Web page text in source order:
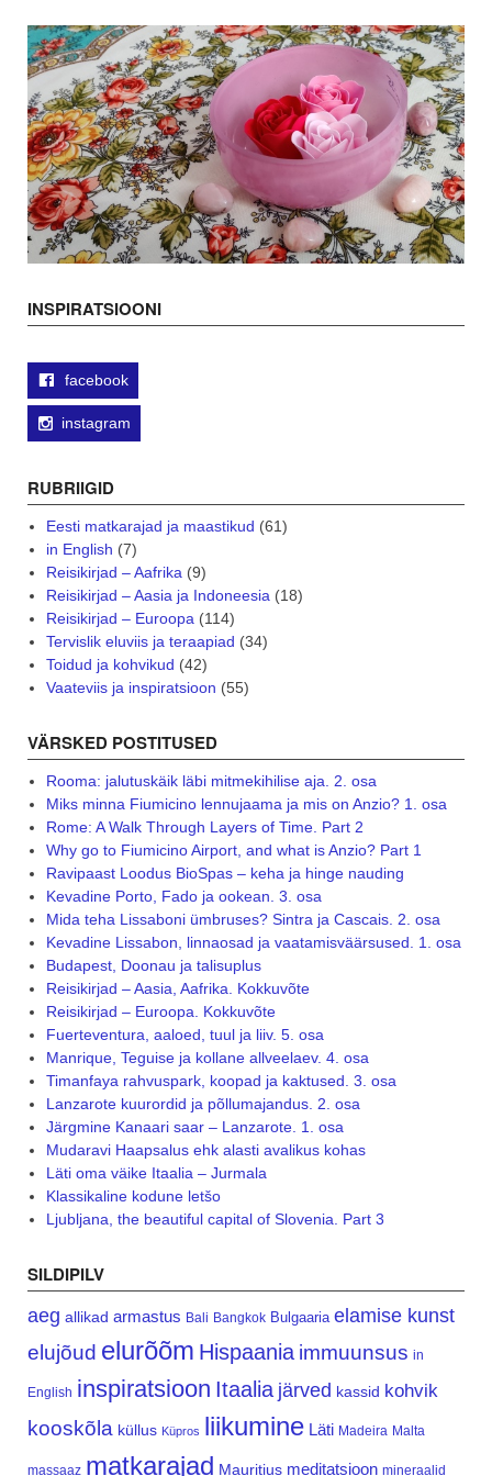
INSPIRATSIOONI
facebook
instagram
RUBRIIGID
Eesti matkarajad ja maastikud (61)
in English (7)
Reisikirjad – Aafrika (9)
Reisikirjad – Aasia ja Indoneesia (18)
Reisikirjad – Euroopa (114)
Tervislik eluviis ja teraapiad (34)
Toidud ja kohvikud (42)
Vaateviis ja inspiratsioon (55)
VÄRSKED POSTITUSED
Rooma: jalutuskäik läbi mitmekihilise aja. 2. osa
Miks minna Fiumicino lennujaama ja mis on Anzio? 1. osa
Rome: A Walk Through Layers of Time. Part 2
Why go to Fiumicino Airport, and what is Anzio? Part 1
Ravipaast Loodus BioSpas – keha ja hinge nauding
Kevadine Porto, Fado ja ookean. 3. osa
Mida teha Lissaboni ümbruses? Sintra ja Cascais. 2. osa
Kevadine Lissabon, linnaosad ja vaatamisväärsused. 1. osa
Budapest, Doonau ja talisuplus
Reisikirjad – Aasia, Aafrika. Kokkuvõte
Reisikirjad – Euroopa. Kokkuvõte
Fuerteventura, aaloed, tuul ja liiv. 5. osa
Manrique, Teguise ja kollane allveelaev. 4. osa
Timanfaya rahvuspark, koopad ja kaktused. 3. osa
Lanzarote kuurordid ja põllumajandus. 2. osa
Järgmine Kanaari saar – Lanzarote. 1. osa
Mudaravi Haapsalus ehk alasti avalikus kohas
Läti oma väike Itaalia – Jurmala
Klassikaline kodune letšo
Ljubljana, the beautiful capital of Slovenia. Part 3
SILDIPILV
aeg allikad armastus Bali Bangkok Bulgaaria elamise kunst
elujõud elurõõm Hispaania immuunsus in
English inspiratsioon Itaalia järved kassid kohvik
kooskõla küllus Küpros liikumine Läti Madeira Malta
massaaz matkarajad Mauritius meditatsioon mineraalid